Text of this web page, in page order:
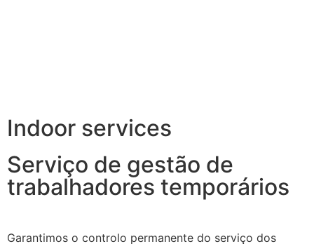
Indoor services
Serviço de gestão de
trabalhadores temporários
Garantimos o controlo permanente do serviço dos